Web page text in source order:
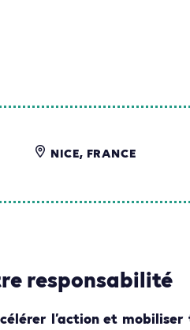
NICE, FRANCE
responsabilité
l’action et mobiliser